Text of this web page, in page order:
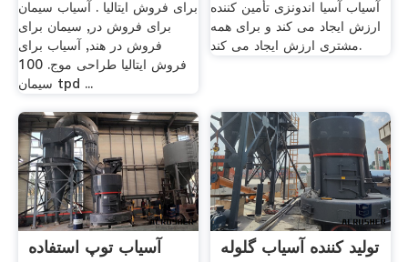
برای فروش ایتالیا . آسیاب سیمان
برای فروش در, سیمان برای
فروش در هند, آسیاب برای
فروش ایتالیا طراحی موج. 100
سیمان tpd ...
آسیاب آسیا اندونزی تأمین کننده
ارزش ایجاد می کند و برای همه
مشتری ارزش ایجاد می کند.
آسیاب توپ استفاده
تولید کننده آسیاب گلوله